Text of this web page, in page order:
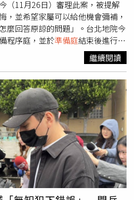
（11月26日）審理此案，被提解
，並希望家屬可以給他機會彌補，
麼回答原諒的問題」。台北地院今
程序庭，並於準備庭結束後進行國
在羈押狀態的曾志新也被提解至庭
的曾志新依舊坦承自己的犯行，並
屬求償的2785萬損失。輪到曾志
我犯了一個很大的錯誤，傷害了對
家庭，並稱自己很懊悔做這些事
，也會在監獄裡懺悔很久一段時
會的話，雖然人在監獄裡，但是也
所做的事情，並希望家屬可以讓我
告訴人可以給我一個機會，去很真
不過，面對曾志新的道歉，死者家
怎麼回答原諒的問題」表示除了感
只有看到媒體報導道歉，以及收到
，不知道具體狀況，並強調自己
繼續閱讀